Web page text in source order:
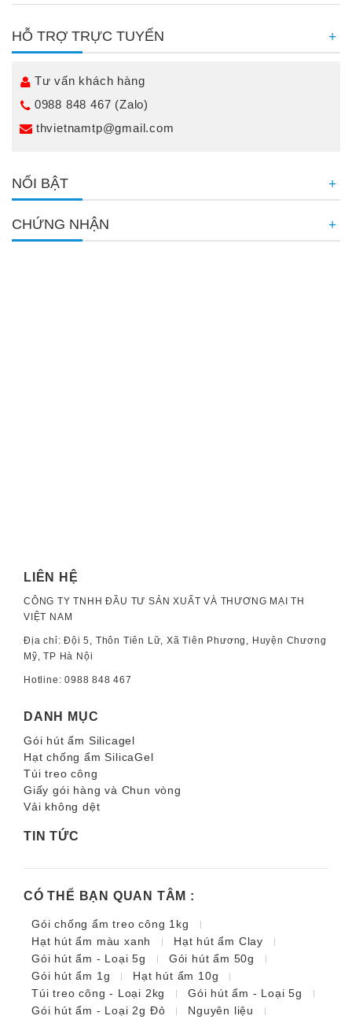
HỖ TRỢ TRỰC TUYẾN
Tư vấn khách hàng
0988 848 467 (Zalo)
thvietnamtp@gmail.com
NỔI BẬT
CHỨNG NHẬN
LIÊN HỆ
CÔNG TY TNHH ĐẦU TƯ SẢN XUẤT VÀ THƯƠNG MẠI TH
VIỆT NAM
Địa chỉ: Đội 5, Thôn Tiên Lữ, Xã Tiên Phương, Huyện Chương
Mỹ, TP Hà Nội
Hotline:0988 848 467
DANH MỤC
Gói hút ẩm Silicagel
Hạt chống ẩm SilicaGel
Túi treo công
Giấy gói hàng và Chun vòng
Vải không dệt
TIN TỨC
CÓ THỂ BẠN QUAN TÂM :
Gói chống ẩm treo công 1kg
Hạt hút ẩm màu xanh
Hạt hút ẩm Clay
Gói hút ẩm - Loại 5g
Gói hút ẩm 50g
Gói hút ẩm 1g
Hạt hút ẩm 10g
Túi treo công - Loại 2kg
Gói hút ẩm - Loại 5g
Gói hút ẩm - Loại 2g Đỏ
Nguyên liệu